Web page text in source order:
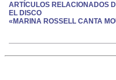
ARTÍCULOS RELACIONADOS
EL DISCO
«MARINA ROSSELL CANTA